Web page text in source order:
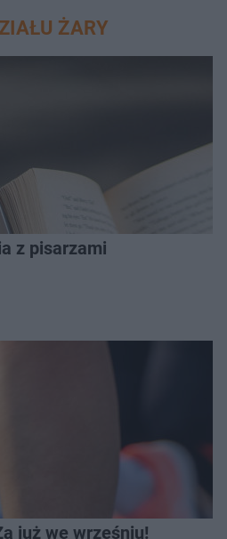
ŻARY
z pisarzami
już we wrześniu!